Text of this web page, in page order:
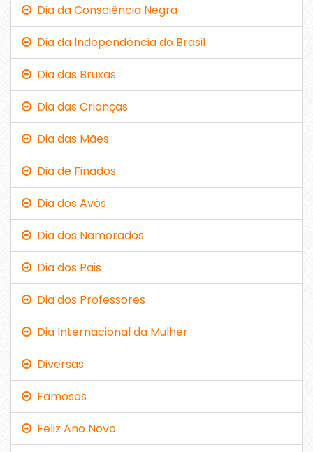
Dia da Consciência Negra
Dia da Independência do Brasil
Dia das Bruxas
Dia das Crianças
Dia das Mães
Dia de Finados
Dia dos Avós
Dia dos Namorados
Dia dos Pais
Dia dos Professores
Dia Internacional da Mulher
Diversas
Famosos
Feliz Ano Novo